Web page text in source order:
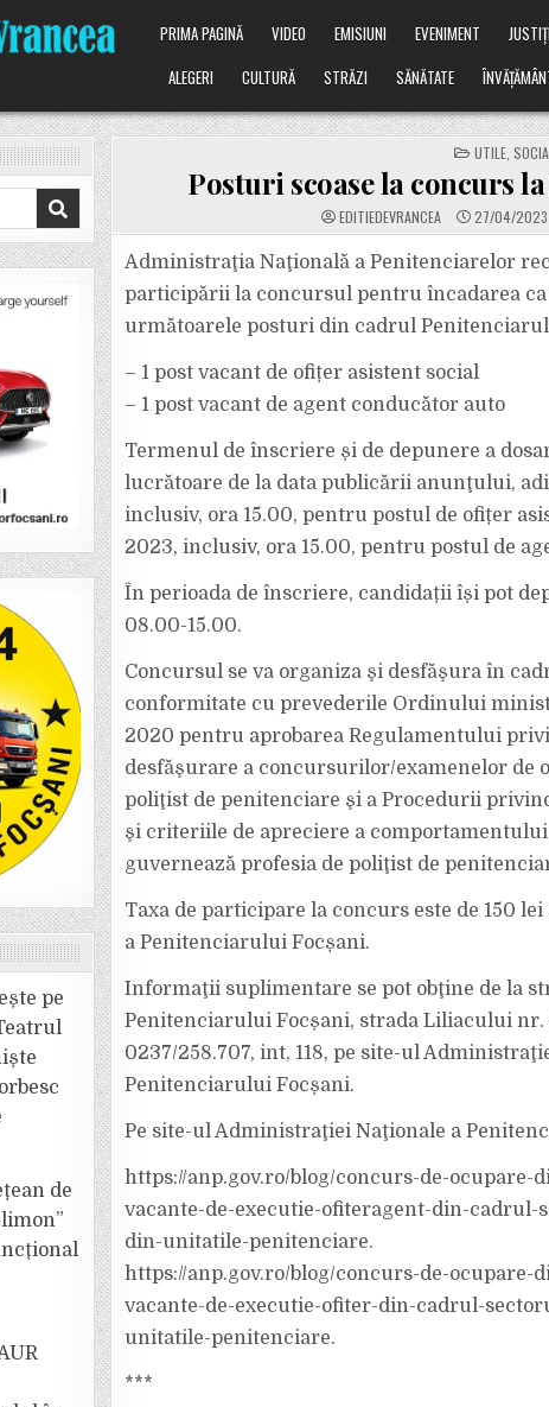
PRIMA PAGINĂ VIDEO EMISIUNI EVENIMENT
ALEGERI
CULTURĂ STRĂZI SĂNĂTATE
POSTED
IN
UTILE,
Posturi scoase la concurs
EDITIEDEVRANCEA 27/04/2023
Administraţia Naţională a Penitenciarelor
participării la concursul pentru încadarea
următoarele posturi din cadrul
– 1 post vacant de ofițer asistent social
– 1 post vacant de agent conducător auto
Termenul de înscriere și de depunere a
lucrătoare de la data publicării anunţului,
inclusiv, ora 15.00, pentru postul de ofițer
2023, inclusiv, ora 15.00, pentru postul de
În perioada de înscriere, candidații își pot
08.00-15.00.
Concursul se va organiza şi desfăşura în
conformitate cu prevederile Ordinului
2020 pentru aprobarea Regulamentului
desfăşurare a concursurilor/examenelor de
poliţist de penitenciare şi a Procedurii
şi criteriile de apreciere a
guvernează profesia de poliţist de
Taxa de participare la concurs este de 150
a Penitenciarului Focșani.
Informaţii suplimentare se pot obţine de la
Penitenciarului Focșani, strada Liliacului
0237/258.707, int, 118, pe site-ul
Penitenciarului Focșani.
Pe site-ul Administraţiei Naţionale a
https://anp.gov.ro/blog/concurs-de-ocupare-
vacante-de-executie-ofiteragent-din-
din-unitatile-penitenciare.
https://anp.gov.ro/blog/concurs-de-ocupare-
vacante-de-executie-ofiter-din-cadrul-
unitatile-penitenciare.
***
pe
de